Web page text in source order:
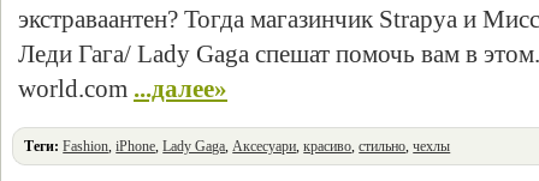
экстраваантен? Тогда магазинчик Strapya и
Леди Гага/ Lady Gaga спешат помочь вам в
world.com ...далее»
Теги: Fashion,iPhone,Lady Gaga,Аксесуари,красиво,стильно,чехлы